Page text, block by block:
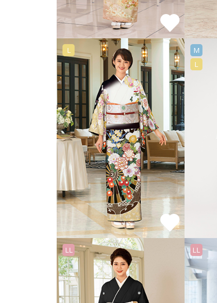
L
M
L
LL LL